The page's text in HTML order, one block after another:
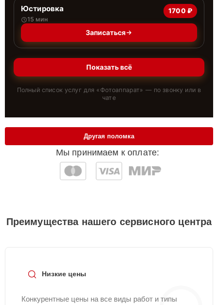
Юстировка
15 мин
1700 ₽
Записаться
Показать всё
Полный список услуг для « Фотоаппарат» — по звонку или в
чате
Мы принимаем к оплате:
Другая поломка
Преимущества нашего сервисного центра
Низкие цены
Конкурентные цены на все виды работ и типы